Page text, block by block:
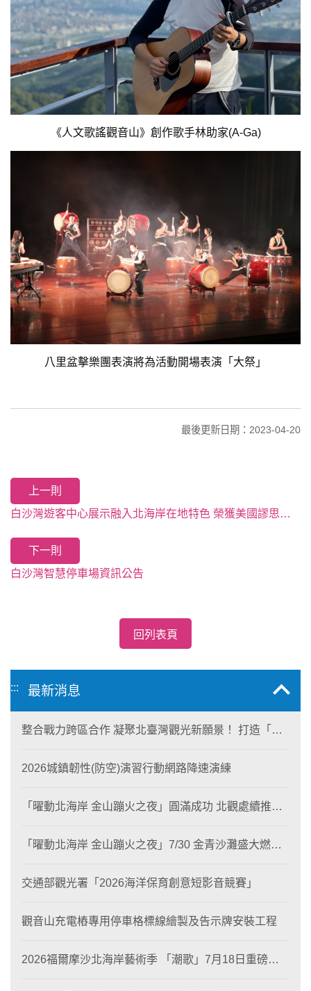
《人文歌謠觀音山》創作歌手林助家(A-Ga)
八里盆擊樂團表演將為活動開場表演「大祭」
最後更新日期：2023-04-20
上一則
白沙灣遊客中心展示融入北海岸在地特色 榮獲美國謬思設計-室內設計銀獎
下一則
白沙灣智慧停車場資訊公告
回列表頁
::: 最新消息
整合戰力跨區合作 凝聚北臺灣觀光新願景！ 打造「生
2026城鎮韌性(防空)演習行動網路降速演練
「曜動北海岸 金山蹦火之夜」圓滿成功 北觀處續推照
「曜動北海岸 金山蹦火之夜」7/30 金青沙灘盛大燃
交通部觀光署「2026海洋保育創意短影音競賽」
觀音山充電樁專用停車格標線繪製及告示牌安裝工程
2026福爾摩沙北海岸藝術季 「潮歌」7月18日重磅登